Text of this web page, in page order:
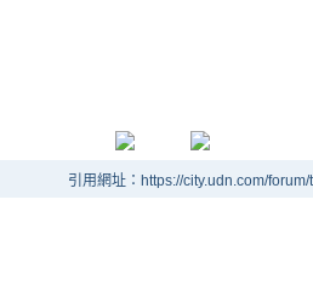
引用網址：https://city.udn.com/